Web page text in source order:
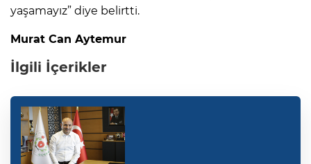
yaşamayız” diye belirtti.
Murat Can Aytemur
İlgili İçerikler